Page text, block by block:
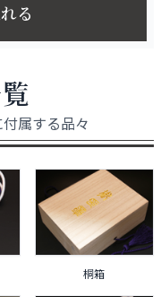
る
属する品々
桐箱